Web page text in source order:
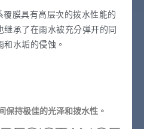
覆膜具有高层次的拨水性能的
承了在雨水被充分弹开的同
水垢的侵蚀。
保持极佳的光泽和拨水性。